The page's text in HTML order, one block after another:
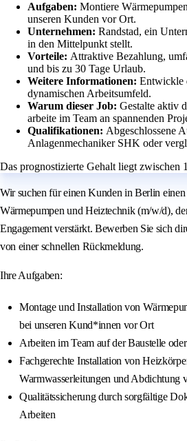
Aufgaben: Montiere
unseren Kunden vor Ort.
Unternehmen: Randstad, ein
in den Mittelpunkt stellt.
Vorteile: Attraktive Bezahlung,
und bis zu 30 Tage Urlaub.
Weitere Informationen: Entwickle
dynamischen Arbeitsumfeld.
Warum dieser Job: Gestalte aktiv
arbeite im Team an spannenden
Qualifikationen: Abgeschlossene
Anlagenmechaniker SHK oder
Das prognostizierte Gehalt liegt zwischen
Wir suchen für einen Kunden in Berlin
Wärmepumpen und Heiztechnik (m/w/d),
Engagement verstärkt. Bewerben Sie sich
von einer schnellen Rückmeldung.
Ihre Aufgaben:
Montage und Installation von
bei unseren Kund*innen vor Ort
Arbeiten im Team auf der Baustelle
Fachgerechte Installation von
Warmwasserleitungen und Abdichtung
Qualitätssicherung durch sorgfältige
Arbeiten